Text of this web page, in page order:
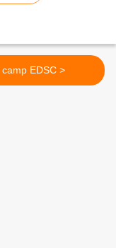
camp EDSC >